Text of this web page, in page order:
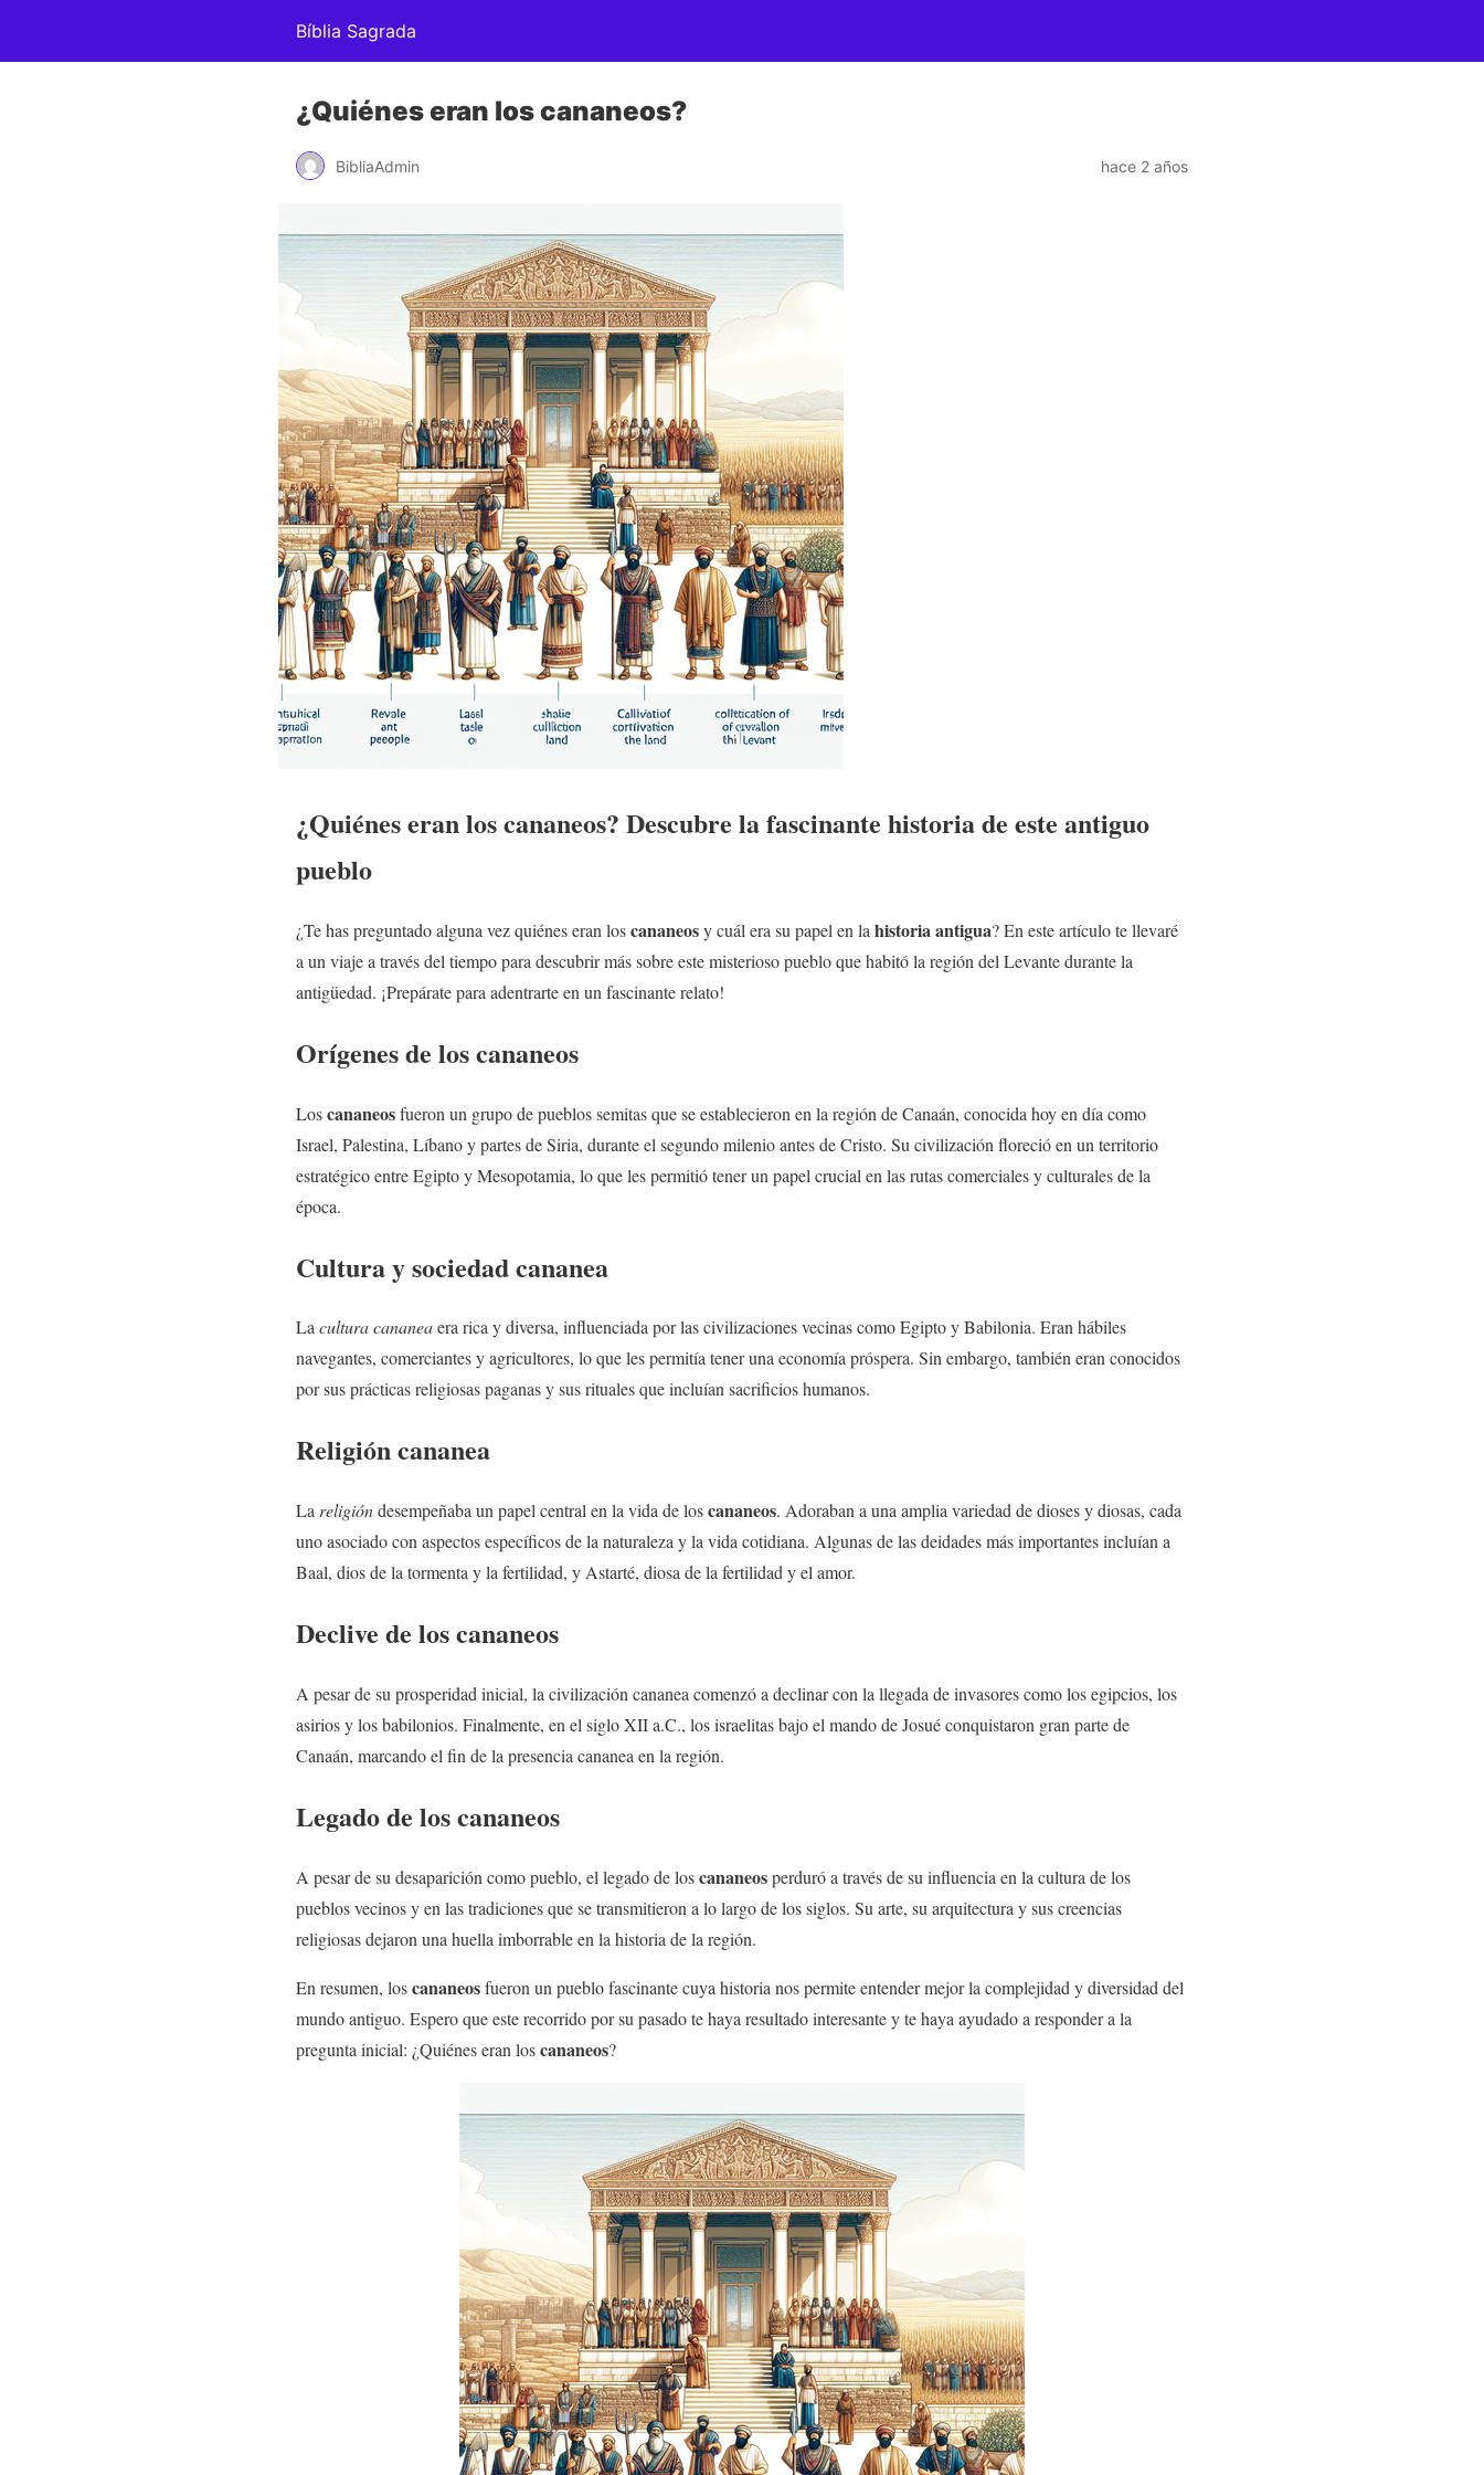
Bíblia Sagrada
¿Quiénes eran los cananeos?
BibliaAdmin hace 2 años
¿Quiénes eran loscananeos? Descubre la fascinante historia de este antiguo
pueblo
¿Te has preguntado alguna vez quiénes eran loscananeosy cuál era su papel en la historia antigua? En este artículo te llevaré
a un viaje a través del tiempo para descubrir más sobre este misterioso pueblo que habitó la región del Levante durante la
antigüedad. ¡Prepárate para adentrarte en un fascinante relato!
Orígenes de loscananeos
Loscananeosfueron un grupo de pueblos semitas que se establecieron en la región de Canaán, conocida hoy en día como
Israel, Palestina, Líbano y partes de Siria, durante el segundo milenio antes de Cristo. Su civilización floreció en un territorio
estratégico entre Egipto y Mesopotamia, lo que les permitió tener un papel crucial en las rutas comerciales y culturales de la
época.
Cultura y sociedad cananea
Lacultura cananeaera rica y diversa, influenciada por las civilizaciones vecinas como Egipto y Babilonia. Eran hábiles
navegantes, comerciantes y agricultores, lo que les permitía tener una economía próspera. Sin embargo, también eran conocidos
por sus prácticas religiosas paganas y sus rituales que incluían sacrificios humanos.
Religión cananea
Lareligióndesempeñaba un papel central en la vida de loscananeos. Adoraban a una amplia variedad de dioses y diosas, cada
uno asociado con aspectos específicos de la naturaleza y la vida cotidiana. Algunas de las deidades más importantes incluían a
Baal, dios de la tormenta y la fertilidad, y Astarté, diosa de la fertilidad y el amor.
Declive de loscananeos
A pesar de su prosperidad inicial, la civilización cananea comenzó a declinar con la llegada de invasores como los egipcios, los
asirios y los babilonios. Finalmente, en el siglo XII a.C., los israelitas bajo el mando de Josué conquistaron gran parte de
Canaán, marcando el fin de la presencia cananea en la región.
Legado de loscananeos
A pesar de su desaparición como pueblo, el legado de loscananeosperduró a través de su influencia en la cultura de los
pueblos vecinos y en las tradiciones que se transmitieron a lo largo de los siglos. Su arte, su arquitectura y sus creencias
religiosas dejaron una huella imborrable en la historia de la región.
En resumen, loscananeosfueron un pueblo fascinante cuya historia nos permite entender mejor la complejidad y diversidad del
mundo antiguo. Espero que este recorrido por su pasado te haya resultado interesante y te haya ayudado a responder a la
pregunta inicial: ¿Quiénes eran loscananeos?